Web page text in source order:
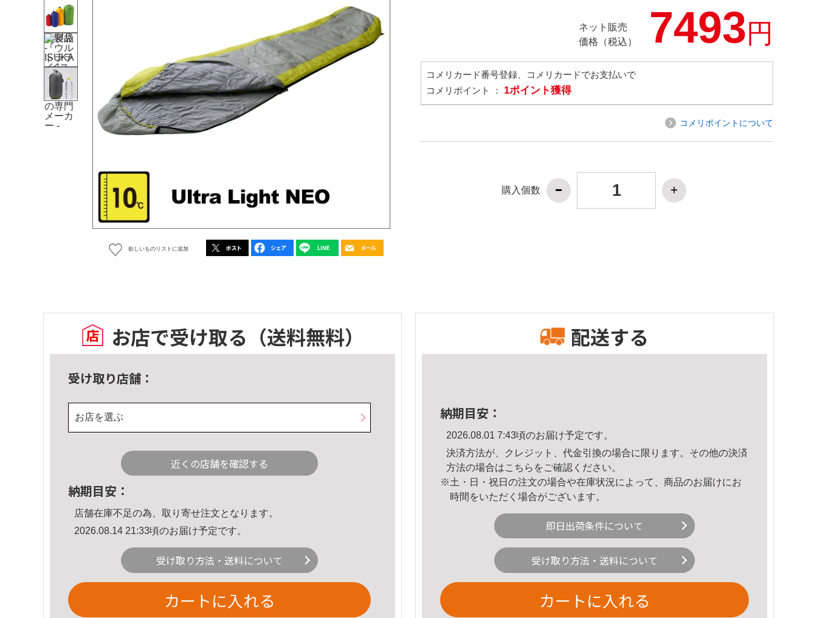
欲しいものリストに追加
ネット販売
価格（税込）
7493円
コメリカード番号登録、コメリカードでお支払いで
コメリポイント ： 1ポイント獲得
コメリポイントについて
購入個数
お店で受け取る （送料無料）
受け取り店舗：
お店を選ぶ
近くの店舗を確認する
納期目安：
店舗在庫不足の為、取り寄せ注文となります。
2026.08.14 21:33頃のお届け予定です。
受け取り方法・送料について
カートに入れる
配送する
納期目安：
2026.08.01 7:43頃のお届け予定です。
決済方法が、クレジット、代金引換の場合に限ります。その他の決済
方法の場合はこちら をご確認ください。
※土・日・祝日の注文の場合や在庫状況によって、商品のお届けにお
時間をいただく場合がございます。
即日出荷条件について
受け取り方法・送料について
カートに入れる